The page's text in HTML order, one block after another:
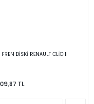
FREN DİSKİ RENAULT CLİO II
TL